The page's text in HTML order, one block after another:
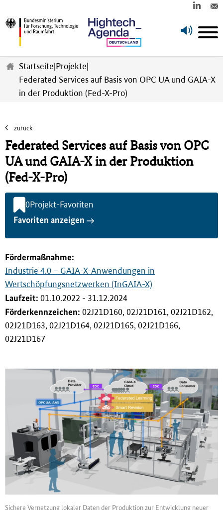
Startseite Projekte
Federated Services auf Basis von OPC UA und GAIA-X
in der Produktion (Fed-X-Pro)
zurück
Federated Services auf Basis von OPC
UA und GAIA-X in der Produktion
(Fed-X-Pro)
0Projekt-Favoriten
Favoriten anzeigen
Fördermaßnahme:
Industrie 4.0 – GAIA-X-Anwendungen in
Wertschöpfungsnetzwerken (InGAIA-X)
Laufzeit: 01.10.2022 - 31.12.2024
Förderkennzeichen: 02J21D160, 02J21D161, 02J21D162,
02J21D163, 02J21D164, 02J21D165, 02J21D166,
02J21D167
Sichere Vernetzung lokaler Daten der Produktion zur Entwicklung neuer